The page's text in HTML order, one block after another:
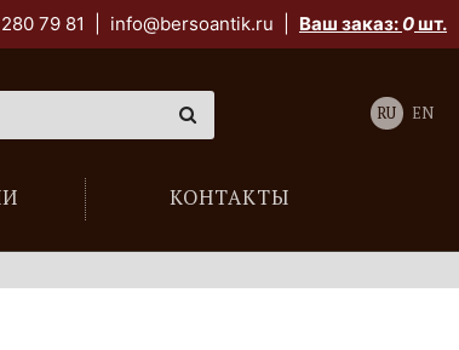
79 81 info@bersoantik.ru Ваш заказ:0шт.
КОНТАКТЫ
RU EN